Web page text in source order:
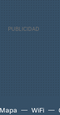
Mapa WiFi